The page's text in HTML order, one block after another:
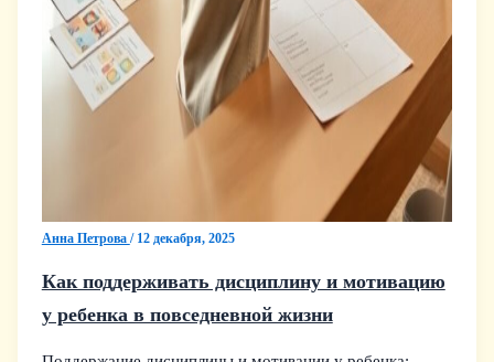
Анна Петрова / 12 декабря, 2025
Как поддерживать дисциплину и мотивацию
у ребенка в повседневной жизни